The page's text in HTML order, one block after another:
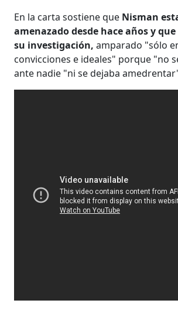
En la carta sostiene que Nisman
amenazado desde hace años y
su investigación, amparado "sólo
convicciones e ideales" porque "no
ante nadie "ni se dejaba